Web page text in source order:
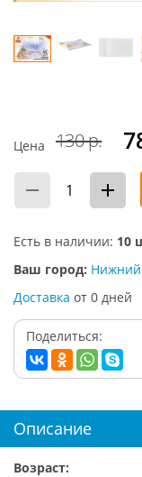
Цена 130 р.
Есть в наличии: 10
Ваш город: Нижний
Доставка от 0 дней
Поделиться:
Описание
Возраст: